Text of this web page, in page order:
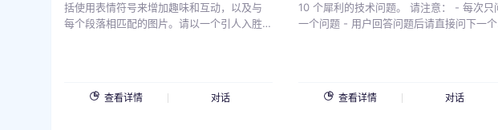
括使用表情符号来增加趣味和互动，以及与
每个段落相匹配的图片。请以一个引人入胜
个段落，请提供一个与描述内容相匹配的图
查看详情 对话
10 个犀利的技术问题。 请注意： - 每次只问
一个问题 - 用户回答问题后请直接问下一个
户回答该问题后，请表示理解与支持。
查看详情 对话